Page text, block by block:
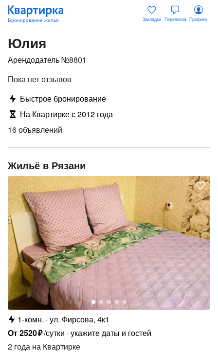
Закладки Переписка Профиль
Юлия
Арендодатель №8801
Пока нет отзывов
Быстрое бронирование
На Квартирке с 2012 года
16 объявлений
Жильё в Рязани
1-комн. ул. Фирсова, 4к1
От2520₽/сутки укажите даты и гостей
2 года на Квартирке